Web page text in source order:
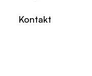
Kontakt